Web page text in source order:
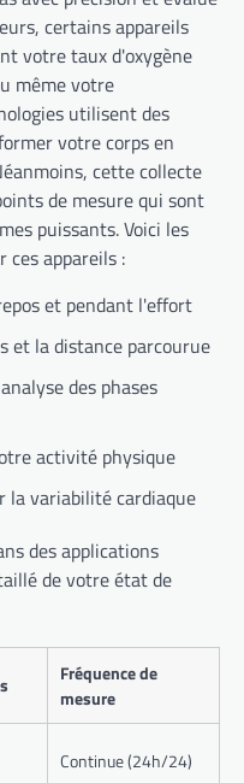
certains appareils
votre taux d'oxygène
même votre
utilisent des
votre corps en
cette collecte
de mesure qui sont
puissants. Voici les
ces appareils :
et pendant l'effort
et la distance parcourue
des phases
activité physique
la variabilité cardiaque
des applications
de votre état de
Fréquence de
mesure
Continue (24h/24)